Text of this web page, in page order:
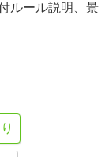
ルール説明、景